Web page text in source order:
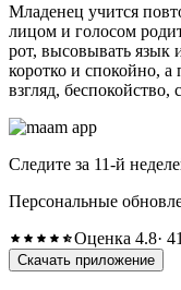
Младенец учится
лицом и голосом
рот, высовывать язык
коротко и спокойно, а
взгляд, беспокойство,
Следите за 11-й
Персональные
Оценка 4.8·
Скачать приложение